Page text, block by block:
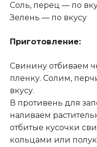
Соль, перец — по
Зелень — по вкусу
Приготовление:
Свинину отбиваем
пленку. Солим,
вкусу.
В противень для
наливаем
отбитые кусочки
кольцами или